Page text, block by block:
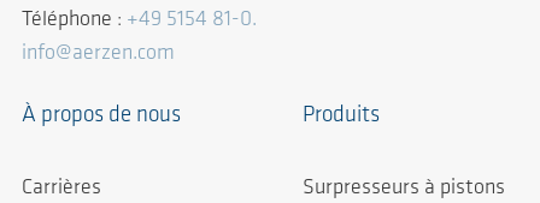
Téléphone : +49 5154 81-0.
info@aerzen.com
À propos de nous
Carrières
Produits
Surpresseurs à pistons